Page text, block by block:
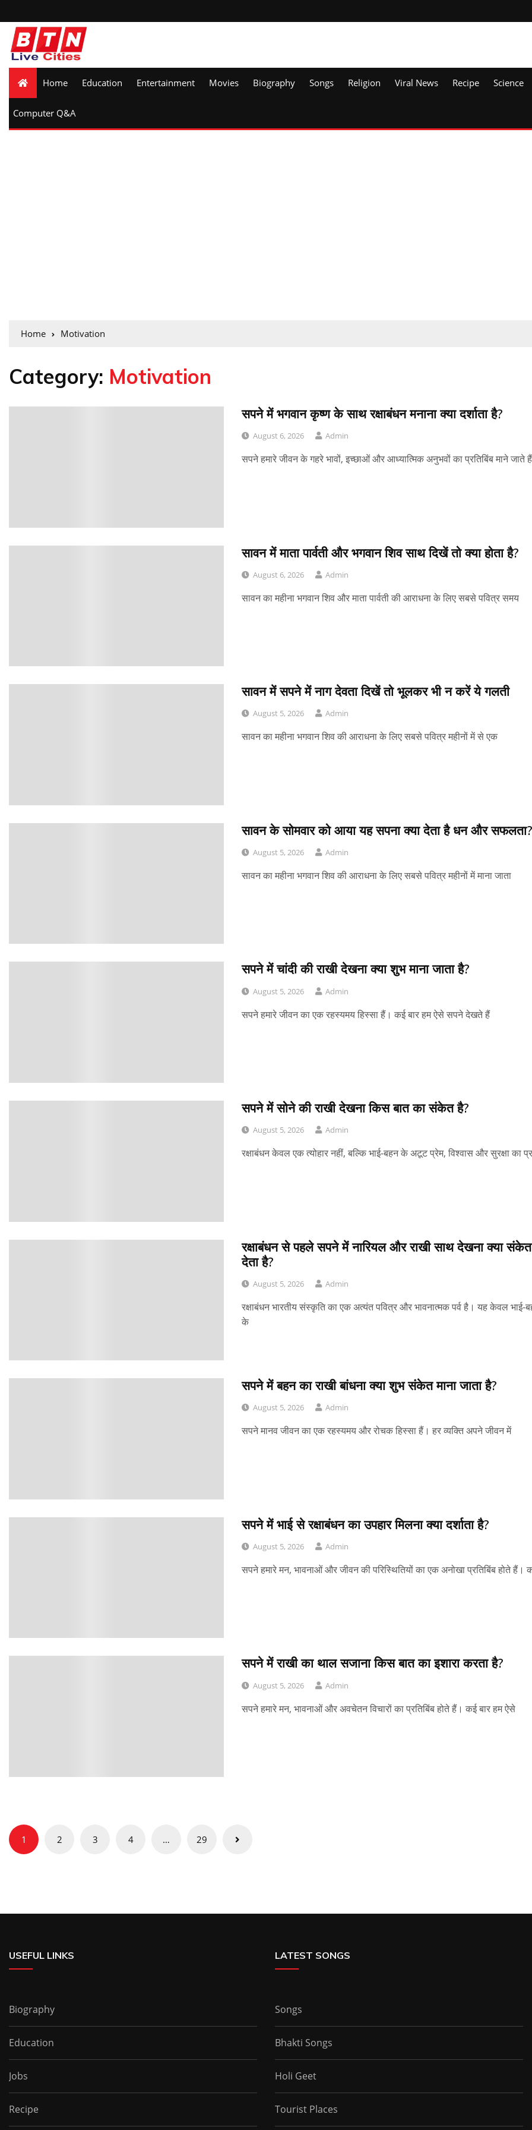
Home Education Entertainment Movies Biography Songs Religion Viral News Recipe Science
Computer Q&A
Home Motivation
Category: Motivation
सपने में भगवान कृष्ण के साथ रक्षाबंधन मनाना क्या दर्शाता है?
August 6, 2026 Admin
सपने हमारे जीवन के गहरे भावों, इच्छाओं और आध्यात्मिक अनुभवों का प्रतिबिंब माने जाते
सावन में माता पार्वती और भगवान शिव साथ दिखें तो क्या होता है?
August 6, 2026 Admin
सावन का महीना भगवान शिव और माता पार्वती की आराधना के लिए सबसे पवित्र समय
सावन में सपने में नाग देवता दिखें तो भूलकर भी न करें ये गलती
August 5, 2026 Admin
सावन का महीना भगवान शिव की आराधना के लिए सबसे पवित्र महीनों में से एक
सावन के सोमवार को आया यह सपना क्या देता है धन और सफलता?
August 5, 2026 Admin
सावन का महीना भगवान शिव की आराधना के लिए सबसे पवित्र महीनों में माना जाता
सपने में चांदी की राखी देखना क्या शुभ माना जाता है?
August 5, 2026 Admin
सपने हमारे जीवन का एक रहस्यमय हिस्सा हैं। कई बार हम ऐसे सपने देखते हैं
सपने में सोने की राखी देखना किस बात का संकेत है?
August 5, 2026 Admin
रक्षाबंधन केवल एक त्योहार नहीं, बल्कि भाई-बहन के अटूट प्रेम, विश्वास और सुरक्षा का
रक्षाबंधन से पहले सपने में नारियल और राखी साथ देखना क्या संकेत
देता है?
August 5, 2026 Admin
रक्षाबंधन भारतीय संस्कृति का एक अत्यंत पवित्र और भावनात्मक पर्व है। यह केवल भाई-
के
सपने में बहन का राखी बांधना क्या शुभ संकेत माना जाता है?
August 5, 2026 Admin
सपने मानव जीवन का एक रहस्यमय और रोचक हिस्सा हैं। हर व्यक्ति अपने जीवन में
सपने में भाई से रक्षाबंधन का उपहार मिलना क्या दर्शाता है?
August 5, 2026 Admin
सपने हमारे मन, भावनाओं और जीवन की परिस्थितियों का एक अनोखा प्रतिबिंब होते हैं।
सपने में राखी का थाल सजाना किस बात का इशारा करता है?
August 5, 2026 Admin
सपने हमारे मन, भावनाओं और अवचेतन विचारों का प्रतिबिंब होते हैं। कई बार हम ऐसे
Posts
pagination
1 2 3 4 … 29
USEFUL LINKS
Biography
Education
Jobs
Recipe
LATEST SONGS
Songs
Bhakti Songs
Holi Geet
Tourist Places